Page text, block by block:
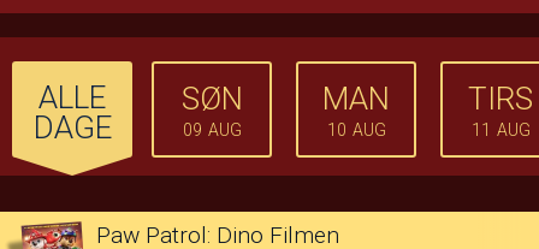
ALLE
DAGE
SØN
09 AUG
MAN
10 AUG
TIRS
11 AUG
Paw Patrol: Dino Filmen